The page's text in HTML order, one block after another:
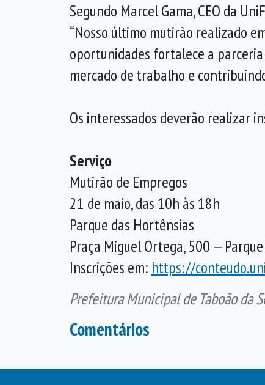
Segundo Marcel Gama, CEO da
“Nosso último mutirão realizado
oportunidades fortalece a
mercado de trabalho e
Os interessados deverão realizar
Serviço
Mutirão de Empregos
21 de maio, das 10h às 18h
Parque das Hortênsias
Praça Miguel Ortega, 500 —
Inscrições em: https://
Prefeitura Municipal de Taboão da
Comentários